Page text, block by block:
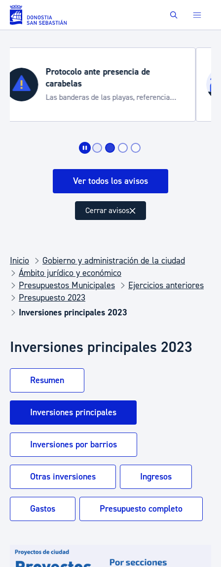
Saltar al contenido principal Buscar
Semana Grande 2026
Cortes de tráfico y servicios especiales
de transporte
Ver todos los avisos
Cerrar avisos
Inicio
Gobierno y administración de la ciudad
Ámbito jurídico y económico
Presupuestos Municipales
Ejercicios anteriores
Presupuesto 2023
Inversiones principales 2023
Inversiones principales 2023
Resumen
Inversiones principales
Inversiones por barrios
Otras inversiones Ingresos
Gastos Presupuesto completo